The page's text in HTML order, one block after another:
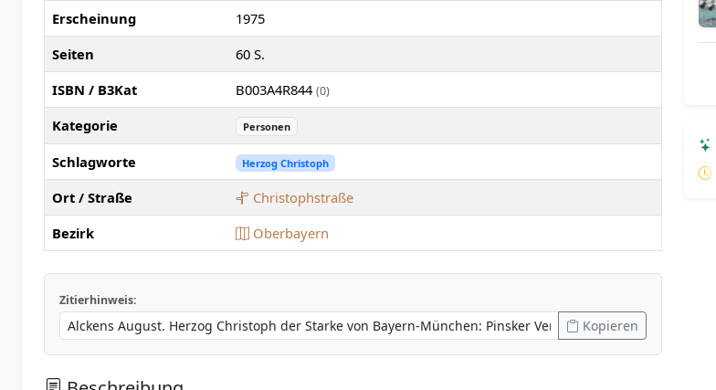
Erscheinung
1975
Seiten
60 S.
ISBN / B3Kat
B003A4R844(0)
Kategorie Personen
Schlagworte Herzog Christoph
Ort / Straße
Christophstraße
Bezirk
Oberbayern
Zitierhinweis:
Kopieren